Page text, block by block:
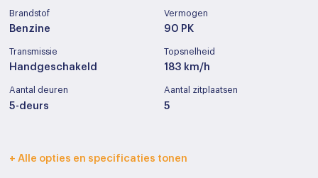
Brandstof
Benzine
Vermogen
90 PK
Transmissie
Handgeschakeld
Topsnelheid
183 km/h
Aantal deuren
5-deurs
Aantal zitplaatsen
5
Interieurkleur
+ Alle opties en specificaties tonen